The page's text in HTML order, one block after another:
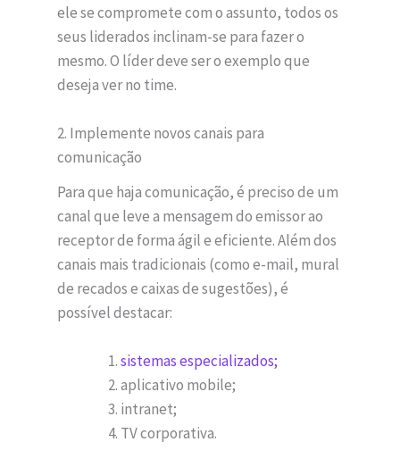
ele se compromete com o assunto, todos os
seus liderados inclinam-se para fazer o
mesmo. O líder deve ser o exemplo que
deseja ver no time.
2. Implemente novos canais para
comunicação
Para que haja comunicação, é preciso de um
canal que leve a mensagem do emissor ao
receptor de forma ágil e eficiente. Além dos
canais mais tradicionais (como e-mail, mural
de recados e caixas de sugestões), é
possível destacar:
sistemas especializados;
aplicativo mobile;
intranet;
TV corporativa.